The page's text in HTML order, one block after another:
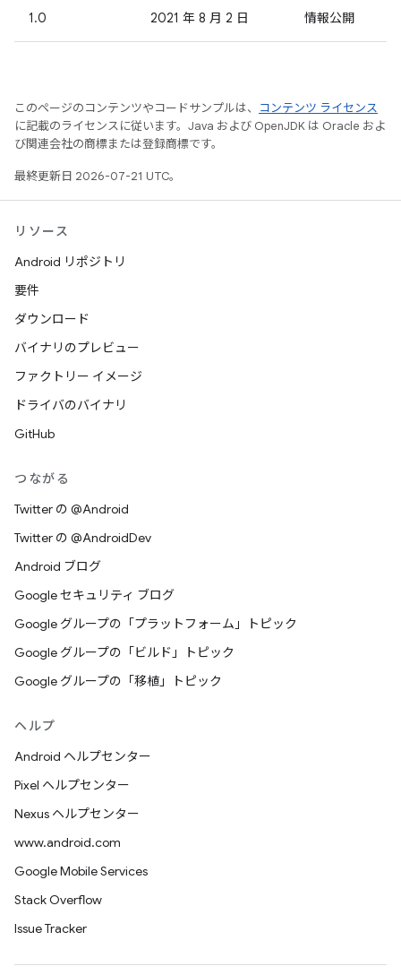
1.0 2021 年 8 月 2 日 情報公開
このページのコンテンツやコードサンプルは、
コンテンツ ライセンス
に記載のライセンスに従います。Java および OpenJDK は Oracle およ
び関連会社の商標または登録商標です。
最終更新日 2026-07-21 UTC。
リソース
Android リポジトリ
要件
ダウンロード
バイナリのプレビュー
ファクトリー イメージ
ドライバのバイナリ
GitHub
つながる
Twitter の @Android
Twitter の @AndroidDev
Android ブログ
Google セキュリティ ブログ
Google グループの「プラットフォーム」トピック
Google グループの「ビルド」トピック
Google グループの「移植」トピック
ヘルプ
Android ヘルプセンター
Pixel ヘルプセンター
Nexus ヘルプセンター
www.android.com
Google Mobile Services
Stack Overflow
Issue Tracker